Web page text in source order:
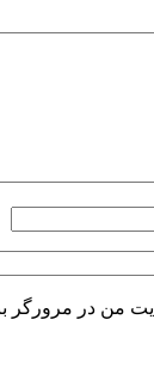
من در مرورگر